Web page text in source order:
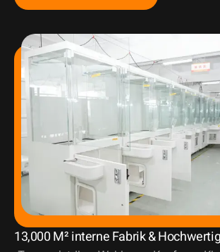
13,000 M² interne Fabrik &